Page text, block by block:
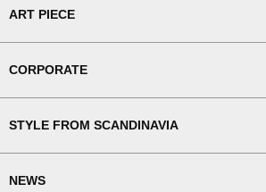
ART PIECE
CORPORATE
STYLE FROM SCANDINAVIA
NEWS